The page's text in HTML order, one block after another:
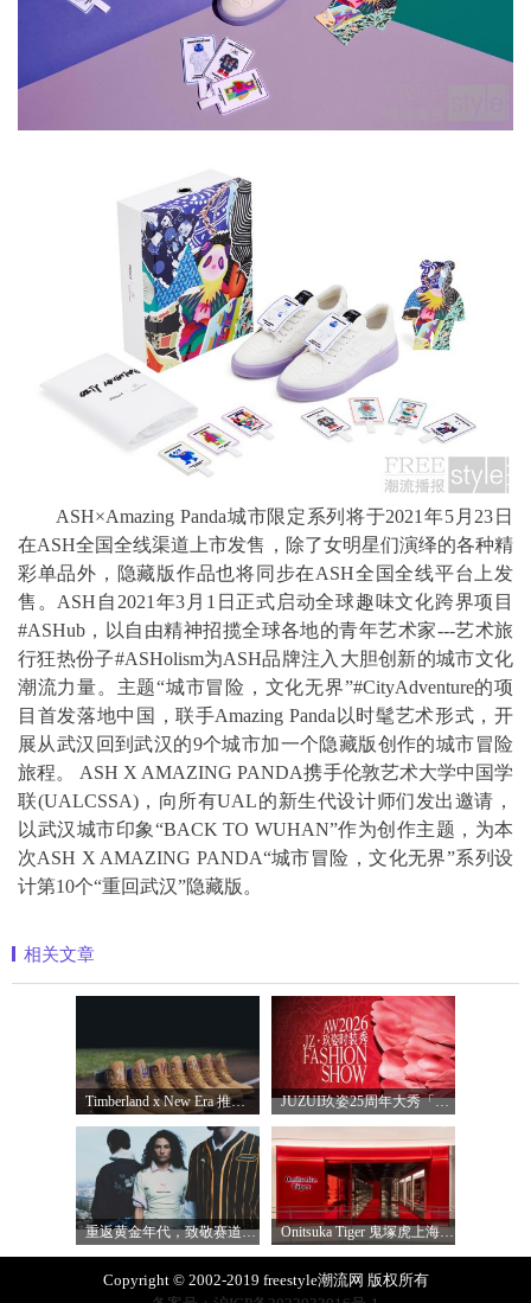
ASH×Amazing Panda城市限定系列将于2021年5月23日
在ASH全国全线渠道上市发售，除了女明星们演绎的各种精
彩单品外，隐藏版作品也将同步在ASH全国全线平台上发
售。ASH自2021年3月1日正式启动全球趣味文化跨界项目
#ASHub，以自由精神招揽全球各地的青年艺术家---艺术旅
行狂热份子#ASHolism为ASH品牌注入大胆创新的城市文化
潮流力量。主题“城市冒险，文化无界”#CityAdventure的项
目首发落地中国，联手Amazing Panda以时髦艺术形式，开
展从武汉回到武汉的9个城市加一个隐藏版创作的城市冒险
旅程。 ASH X AMAZING PANDA携手伦敦艺术大学中国学
联(UALCSSA)，向所有UAL的新生代设计师们发出邀请，
以武汉城市印象“BACK TO WUHAN”作为创作主题，为本
次ASH X AMAZING PANDA“城市冒险，文化无界”系列设
计第10个“重回武汉”隐藏版。
相关文章
Timberland x New Era 推出全新联名系列，以经 JUZUI玖姿25周年大秀「循光新生」 光起二
重返黄金年代，致敬赛道传奇 PUMA携手M Onitsuka Tiger 鬼塚虎上海环贸 iapm 概念店盛
Copyright © 2002-2019 freestyle潮流网 版权所有